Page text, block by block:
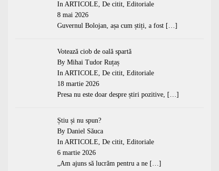
In ARTICOLE, De citit, Editoriale
8 mai 2026
Guvernul Bolojan, așa cum știți, a fost […]
Votează ciob de oală spartă
By Mihai Tudor Ruțaș
In ARTICOLE, De citit, Editoriale
18 martie 2026
Presa nu este doar despre știri pozitive, […]
Știu și nu spun?
By Daniel Săuca
In ARTICOLE, De citit, Editoriale
6 martie 2026
„Am ajuns să lucrăm pentru a ne […]